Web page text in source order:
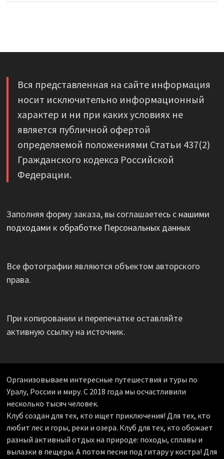
Вся представленная на сайте информация
носит исключительно информационный
характер и ни при каких условиях не
является публичной офертой
определяемой положениями Статьи 437(2)
Гражданского кодекса Российской
Федерации.
Заполняя форму заказа, вы соглашаетесь с нашими
подходами к обработке Персональных данных
Все фотографии являются объектом авторского
права.
При копировании и перепечатке оставляйте
активную ссылку на источник.
Организовываем интересные путешествия и туры по
Уралу, России и миру. С 2018 года мы осчастливили
несколько тысяч человек.
Клуб создан для тех, кто ищет приключения! Для тех, кто
любит лес и горы, реки и озера. Клуб для тех, кто обожает
разный активный отдых на природе: походы, сплавы и
вылазки в пещеры. А потом песни под гитару у костра! Для